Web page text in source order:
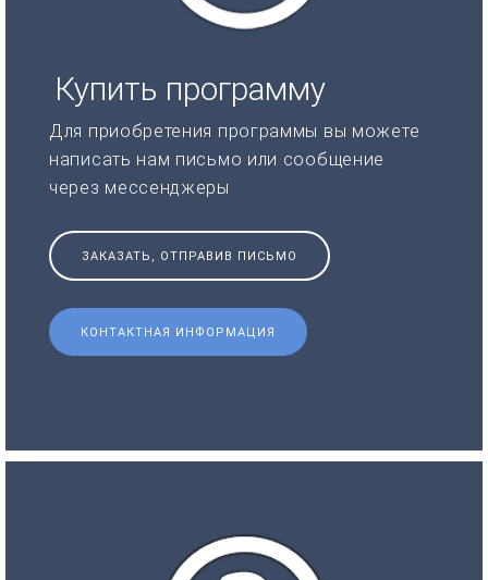
Купить программу
Для приобретения программы вы можете
написать нам письмо или сообщение
через мессенджеры
ЗАКАЗАТЬ, ОТПРАВИВ ПИСЬМО
КОНТАКТНАЯ ИНФОРМАЦИЯ